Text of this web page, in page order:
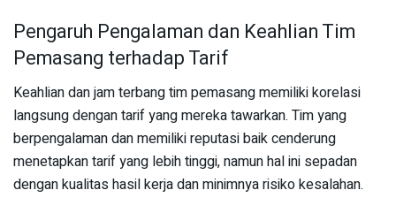
Pengaruh Pengalaman dan Keahlian Tim
Pemasang terhadap Tarif
Keahlian dan jam terbang tim pemasang memiliki korelasi
langsung dengan tarif yang mereka tawarkan. Tim yang
berpengalaman dan memiliki reputasi baik cenderung
menetapkan tarif yang lebih tinggi, namun hal ini sepadan
dengan kualitas hasil kerja dan minimnya risiko kesalahan.